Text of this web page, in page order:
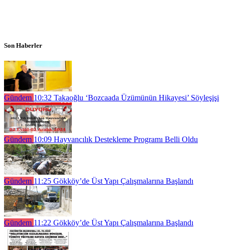
Son Haberler
Gündem 10:32 Takaoğlu ‘Bozcaada Üzümünün Hikayesi’ Söyleşişi
Gündem 10:09 Hayvancılık Destekleme Programı Belli Oldu
Gündem 11:25 Gökköy’de Üst Yapı Çalışmalarına Başlandı
Gündem 11:22 Gökköy’de Üst Yapı Çalışmalarına Başlandı